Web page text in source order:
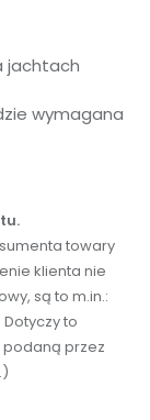
jachtach
wymagana
towary
klienta nie
są to m.in.:
to
podaną przez